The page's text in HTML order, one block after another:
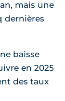
mais une
dernières
baisse
en 2025
des taux